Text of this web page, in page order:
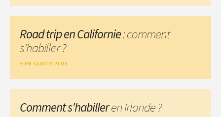
Road trip en Californie: comment
s'habiller ?
EN SAVOIR PLUS
Comment s'habilleren Irlande ?